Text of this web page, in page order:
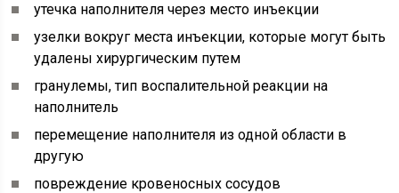
утечка наполнителя через место инъекции
узелки вокруг места инъекции, которые могут быть
удалены хирургическим путем
гранулемы, тип воспалительной реакции на
наполнитель
перемещение наполнителя из одной области в
другую
повреждение кровеносных сосудов